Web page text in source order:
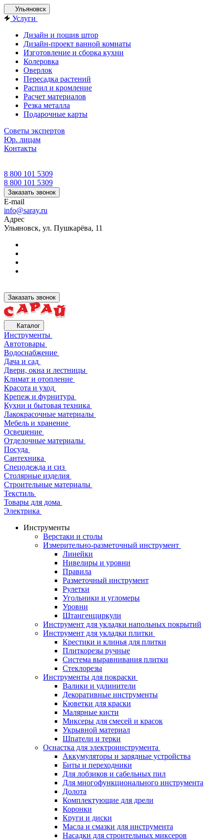
Ульяновск
Услуги
Дизайн и пошив штор
Дизайн-проект ванной комнаты
Изготовление и сборка кухни
Колеровка
Оверлок
Пересадка растений
Распил и кромление
Расчет материалов
Резка металла
Подарочные карты
Советы экспертов
Юр. лицам
Контакты
8 800 101 5309
8 800 101 5309
Заказать звонок
E-mail
info@saray.ru
Адрес
Ульяновск, ул. Пушкарёва, 11
Заказать звонок
Каталог
Инструменты
Автотовары
Водоснабжение
Дача и сад
Двери, окна и лестницы
Климат и отопление
Красота и уход
Крепеж и фурнитура
Кухни и бытовая техника
Лакокрасочные материалы
Мебель и хранение
Освещение
Отделочные материалы
Посуда
Сантехника
Спецодежда и сиз
Столярные изделия
Строительные материалы
Текстиль
Товары для дома
Электрика
Инструменты
Верстаки и столы
Измерительно-разметочный инструмент
Линейки
Нивелиры и уровни
Правила
Разметочный инструмент
Рулетки
Угольники и угломеры
Уровни
Штангенциркули
Инструмент для укладки напольных покрытий
Инструмент для укладки плитки
Крестики и клинья для плитки
Плиткорезы ручные
Система выравнивания плитки
Стеклорезы
Инструменты для покраски
Валики и удлинители
Декоративные инструменты
Кюветки для краски
Малярные кисти
Миксеры для смесей и красок
Укрывной материал
Шпатели и терки
Оснастка для электроинструмента
Аккумуляторы и зарядные устройства
Биты и переходники
Для лобзиков и сабельных пил
Для многофункционального инструмента
Долота
Комплектующие для дрели
Коронки
Круги и диски
Масла и смазки для инструмента
Насадки для строительных миксеров